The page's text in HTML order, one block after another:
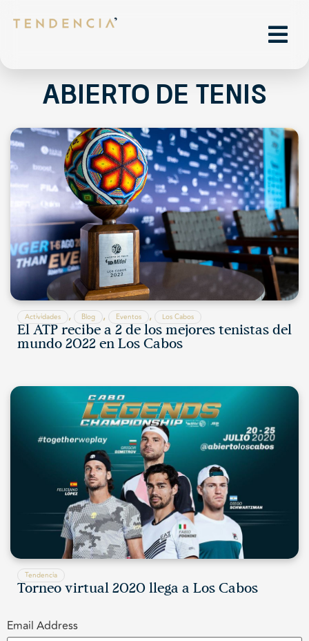
Abierto de Tenis
Actividades , Blog , Eventos , Los Cabos
El ATP recibe a 2 de los mejores tenistas del
mundo 2022 en Los Cabos
Tendencia
Torneo virtual 2020 llega a Los Cabos
Email Address